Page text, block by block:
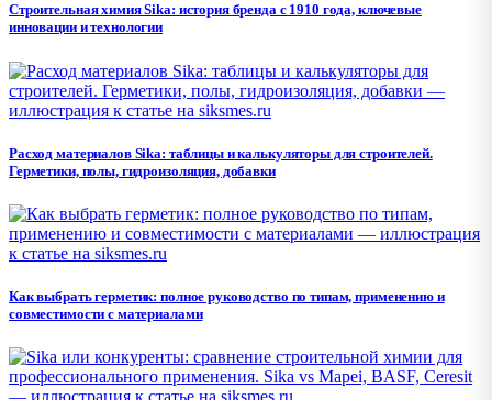
Строительная химия Sika: история бренда с 1910 года, ключевые
инновации и технологии
Расход материалов Sika: таблицы и калькуляторы для строителей.
Герметики, полы, гидроизоляция, добавки
Как выбрать герметик: полное руководство по типам, применению и
совместимости с материалами